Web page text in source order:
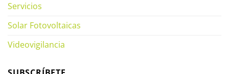
Servicios
Solar Fotovoltaicas
Videovigilancia